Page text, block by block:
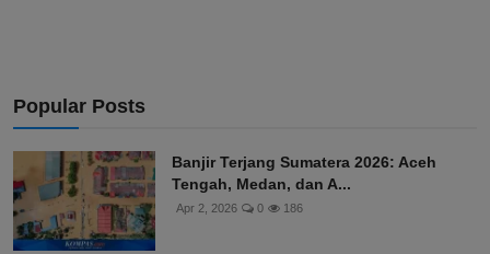
Popular Posts
Banjir Terjang Sumatera 2026: Aceh
Tengah, Medan, dan A...
Apr 2, 2026 0 186